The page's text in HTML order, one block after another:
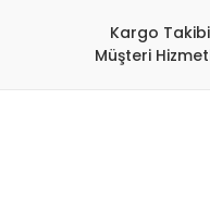
Kargo Takibi
Müşteri